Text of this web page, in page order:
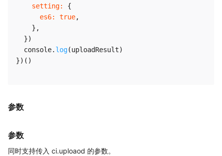
setting:
{
es6: true,
} ,
})
  console
. log(uploadResult)
}) ( )
参数
参数
同时支持传入 ci.uploaod 的参数。